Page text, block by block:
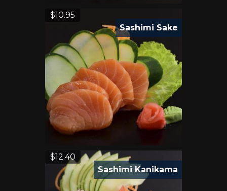
Sashimi Sake
$10.95
Sashimi Kanikama
$12.40